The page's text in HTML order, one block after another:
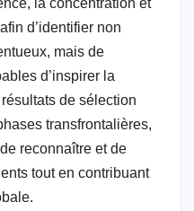
d’identifier non
mais de
d’inspirer la
de sélection
transfrontalières,
reconnaître et de
tout en contribuant